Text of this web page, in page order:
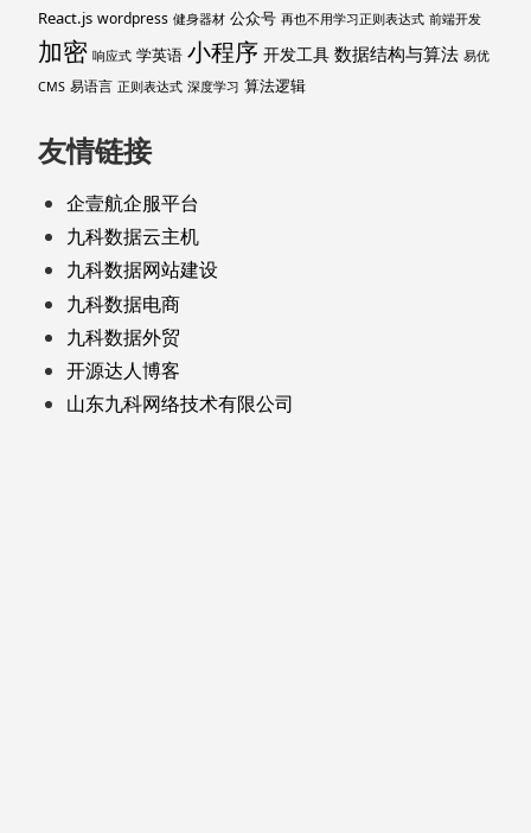
React.js wordpress 健身器材 公众号 再也不用学习正则表达式 前端开发
加密 响应式 学英语 小程序 开发工具 数据结构与算法 易优
CMS 易语言 正则表达式 深度学习 算法逻辑
友情链接
企壹航企服平台
九科数据云主机
九科数据网站建设
九科数据电商
九科数据外贸
开源达人博客
山东九科网络技术有限公司